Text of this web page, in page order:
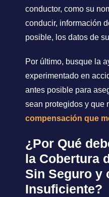
conductor, como su
conducir, información
posible, los datos de
Por último, busque la
experimentado en
antes posible para
sean protegidos y que
compensación que
¿Por Qué
la Cobertura
Sin Seguro y
Insuficiente?